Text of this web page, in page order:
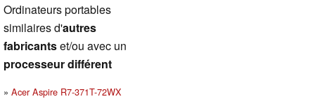
Ordinateurs portables
similaires d'autres
fabricantset/ou avec un
processeur différent
Acer Aspire R7-371T-72WX